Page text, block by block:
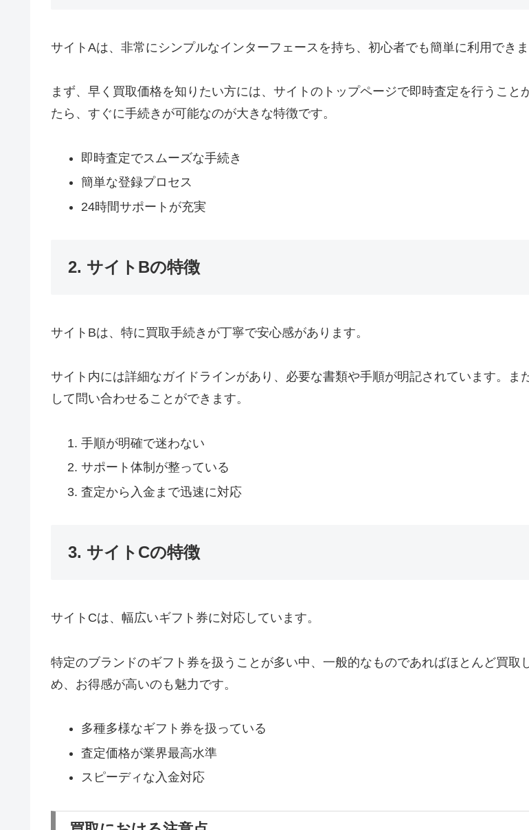
サイトAは、非常にシンプルなインターフェースを持ち、初心者でも簡単に利用できま
まず、早く買取価格を知りたい方には、サイトのトップページで即時査定を行うこ
たら、すぐに手続きが可能なのが大きな特徴です。
即時査定でスムーズな手続き
簡単な登録プロセス
24時間サポートが充実
2. サイトBの特徴
サイトBは、特に買取手続きが丁寧で安心感があります。
サイト内には詳細なガイドラインがあり、必要な書類や手順が明記されています。
して問い合わせることができます。
手順が明確で迷わない
サポート体制が整っている
査定から入金まで迅速に対応
3. サイトCの特徴
サイトCは、幅広いギフト券に対応しています。
特定のブランドのギフト券を扱うことが多い中、一般的なものであればほとんど買
め、お得感が高いのも魅力です。
多種多様なギフト券を扱っている
査定価格が業界最高水準
スピーディな入金対応